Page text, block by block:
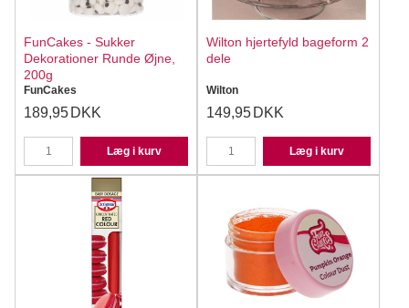
FunCakes - Sukker
Dekorationer Runde Øjne,
200g
FunCakes
189,95 DKK
Læg i kurv
Wilton hjertefyld bageform 2
dele
Wilton
149,95 DKK
Læg i kurv